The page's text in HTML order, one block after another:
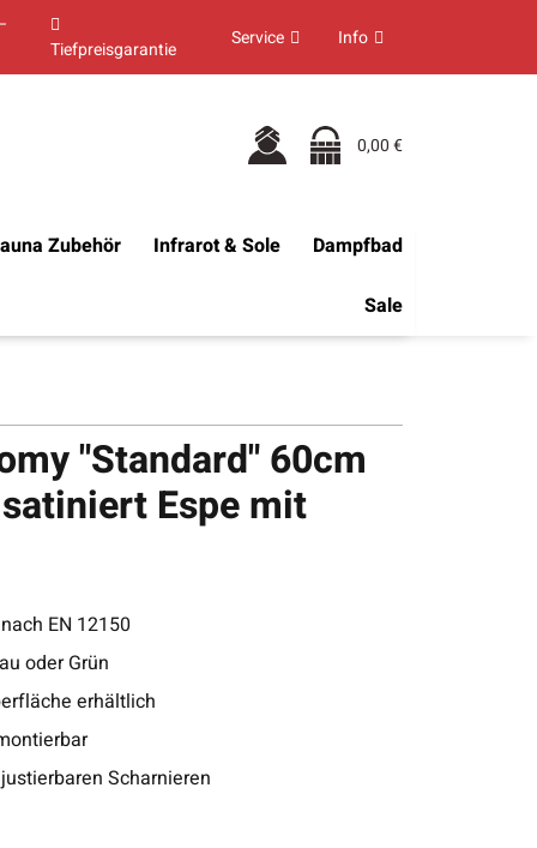
Tiefpreisgarantie Service Info
0,00 €
Zubehör Infrarot & Sole Dampfbad
Sale
"Standard" 60cm
Espe mit
EN 12150
oder Grün
erhältlich
Scharnieren